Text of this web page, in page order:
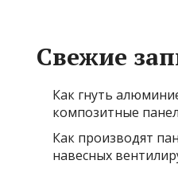
Свежие
Как гнуть
композитные
Как производят
навесных